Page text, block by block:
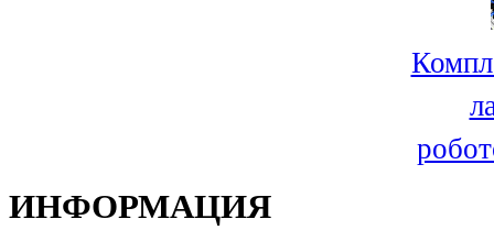
ИНФОРМАЦИЯ